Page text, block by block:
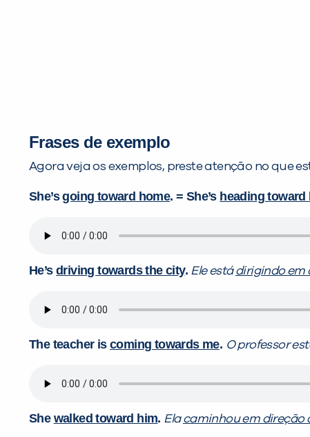
Frases de exemplo
Agora veja os exemplos, preste atenção no que
She’sgoing toward home. = She’s heading toward
He’s driving towards the city. Ele estádirigindo em
The teacher iscoming towards me. O professor
She walked toward him. Elacaminhou em direção